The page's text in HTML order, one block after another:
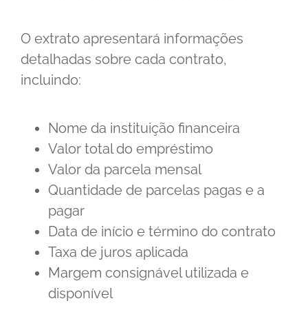
O extrato apresentará informações
detalhadas sobre cada contrato,
incluindo:
Nome da instituição financeira
Valor total do empréstimo
Valor da parcela mensal
Quantidade de parcelas pagas e a
pagar
Data de início e término do contrato
Taxa de juros aplicada
Margem consignável utilizada e
disponível